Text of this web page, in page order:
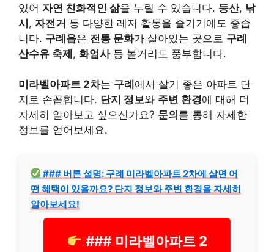
있어 자연 친화적인 삶을 누릴 수 있습니다. 등산, 낚
시, 자전거 등 다양한 레저 활동을 즐기기에도 좋습
니다. 구례읍은 전통 문화가 살아있는 곳으로 구례
산수유 축제, 화엄사등 볼거리도 풍부합니다.
미라벨아파트 2차는 구례 에서 살기 좋은 아파트 단
지로 손꼽힙니다. 단지 정보와 주변 환경에 대해 더
자세히 알아보고 싶으신가요? 문의 를 통해 자세한
정보를 얻어보세요.
### 버튼 설명: 구례 미라벨아파트 2차에 살면 어
떤 혜택이 있을까요? 단지 정보와 주변 환경을 자세히
알아보세요!
### 미라벨아파트 2